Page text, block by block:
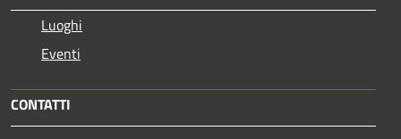
Luoghi
Eventi
CONTATTI